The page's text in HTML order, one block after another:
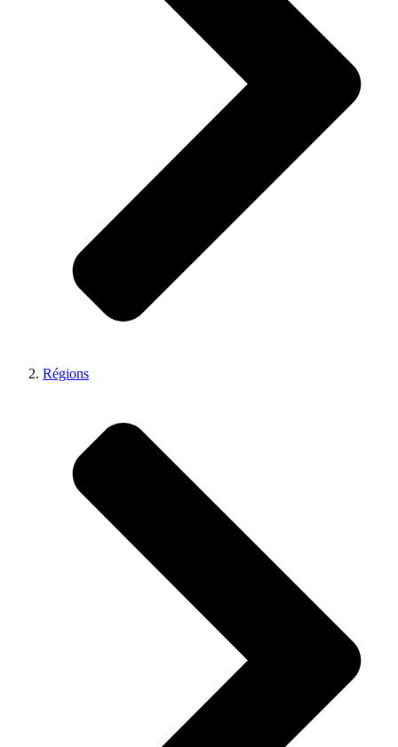
Régions